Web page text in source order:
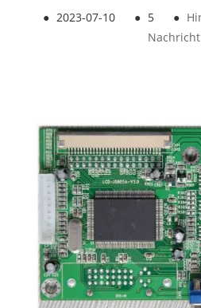
● 2023-07-10 ● 5 ●
Nachricht